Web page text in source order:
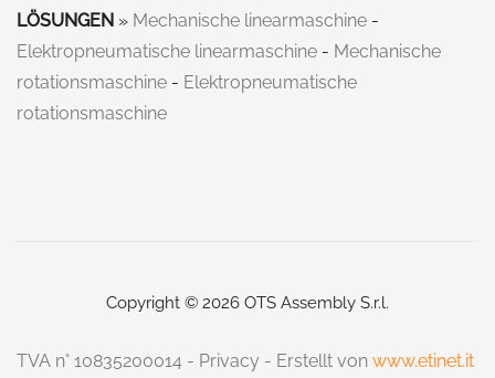
LÖSUNGEN » Mechanische linearmaschine -
Elektropneumatische linearmaschine - Mechanische
rotationsmaschine - Elektropneumatische
rotationsmaschine
Copyright © 2026 OTS Assembly S.r.l.
TVA n° 10835200014 - Privacy - Erstellt von www.etinet.it